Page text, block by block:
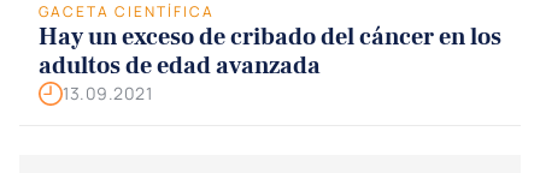
GACETA CIENTÍFICA
Hay un exceso de cribado del cáncer en los
adultos de edad avanzada
13.09.2021